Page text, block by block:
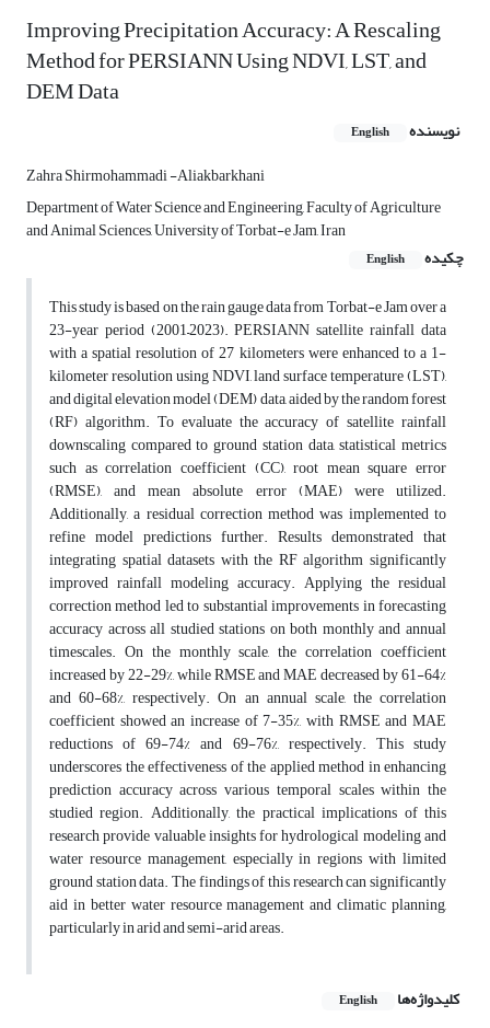
Improving Precipitation Accuracy: A Rescaling
Method for PERSIANN Using NDVI, LST, and
DEM Data
نویسنده English
Zahra Shirmohammadi -Aliakbarkhani
Department of Water Science and Engineering, Faculty of Agriculture
and Animal Sciences, University of Torbat-e Jam, Iran
چکیده
English
This study is based on the rain gauge data from Torbat-e Jam over a
23-year period (2001–2023). PERSIANN satellite rainfall data
with a spatial resolution of 27 kilometers were enhanced to a 1-
kilometer resolution using NDVI, land surface temperature (LST),
and digital elevation model (DEM) data, aided by the random forest
(RF) algorithm. To evaluate the accuracy of satellite rainfall
downscaling compared to ground station data, statistical metrics
such as correlation coefficient (CC), root mean square error
(RMSE), and mean absolute error (MAE) were utilized.
Additionally, a residual correction method was implemented to
refine model predictions further. Results demonstrated that
integrating spatial datasets with the RF algorithm significantly
improved rainfall modeling accuracy. Applying the residual
correction method led to substantial improvements in forecasting
accuracy across all studied stations on both monthly and annual
timescales. On the monthly scale, the correlation coefficient
increased by 22-29%, while RMSE and MAE decreased by 61-64%
and 60-68%, respectively. On an annual scale, the correlation
coefficient showed an increase of 7-35%, with RMSE and MAE
reductions of 69-74% and 69-76%, respectively. This study
underscores the effectiveness of the applied method in enhancing
prediction accuracy across various temporal scales within the
studied region. Additionally, the practical implications of this
research provide valuable insights for hydrological modeling and
water resource management, especially in regions with limited
ground station data. The findings of this research can significantly
aid in better water resource management and climatic planning,
particularly in arid and semi-arid areas.
کلیدواژه‌ها English